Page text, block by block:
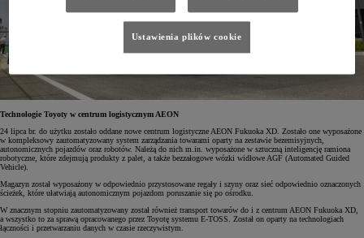
Technologie Toyoty w centrum logistycznym AEON
24 lipca br. do użytku zostało oddane nowe centrum logistyczne AEON Fukuoka XD. Zostało one wyposażone
w kompleksowy zautomatyzowany system zarządzania towarami oparty na zestawie bezemisyjnych,
autonomicznych pojazdów oraz robotów. Należą do nich m.in. wyposażone w sztuczną inteligencję ramiona
robotyczne, które zdejmują produkty z palet, a także bezzałogowe wózki widłowe AGF (Automated Guided
Vehicle).
Magazyn został wyposażony w odpowiednio przystosowane regały i szyny oraz sieć odpowiednio oznaczonych
ścieżek, które ułatwiają autonomicznym pojazdom poruszanie się po ośrodku.
W znacznym stopniu zautomatyzowany został również transport towarów do i z centrum AEON Fukuoka XD,
a wszystko to za sprawą opracowanego przez Toyotę systemu E-TOSS. Został on oparty na technologiach
łączności i przetwarzaniu danych w czasie rzeczywistym.
Ustawienia plików cookie